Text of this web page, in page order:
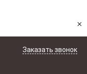
×
Заказать звонок